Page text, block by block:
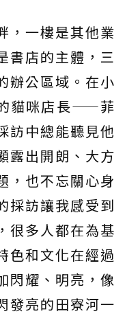
，一樓是其他業
書店的主體，三
辦公區域。在小
貓咪店長——菲
訪中總能聽見他
露出開朗、大方
，也不忘關心身
採訪讓我感受到
很多人都在為基
色和文化在經過
閃耀、明亮，像
發亮的田寮河一